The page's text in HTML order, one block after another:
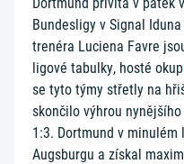
Bundesligy v Signal
trenéra Luciena Favre
ligové tabulky, hosté
se tyto týmy střetly na
skončilo výhrou
1:3. Dortmund v
Augsburgu a získal